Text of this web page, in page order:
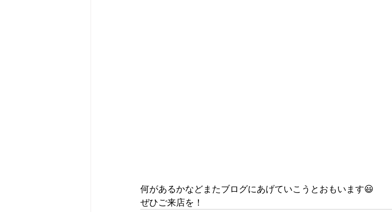
何があるかなどまたブログにあげていこうとおもいます😃
ぜひご来店を！